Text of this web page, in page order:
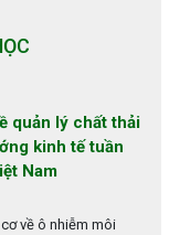
quản lý chất thải
kinh tế tuần
Nam
về ô nhiễm môi